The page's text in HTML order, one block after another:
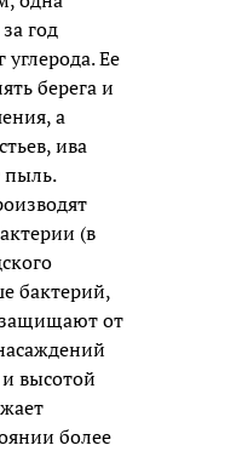
год
углерода. Ее
берега и
а
ива
пыль.
(в
бактерий,
защищают от
высотой
более